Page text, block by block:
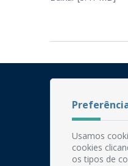
Usamos
cookies
os tipos de